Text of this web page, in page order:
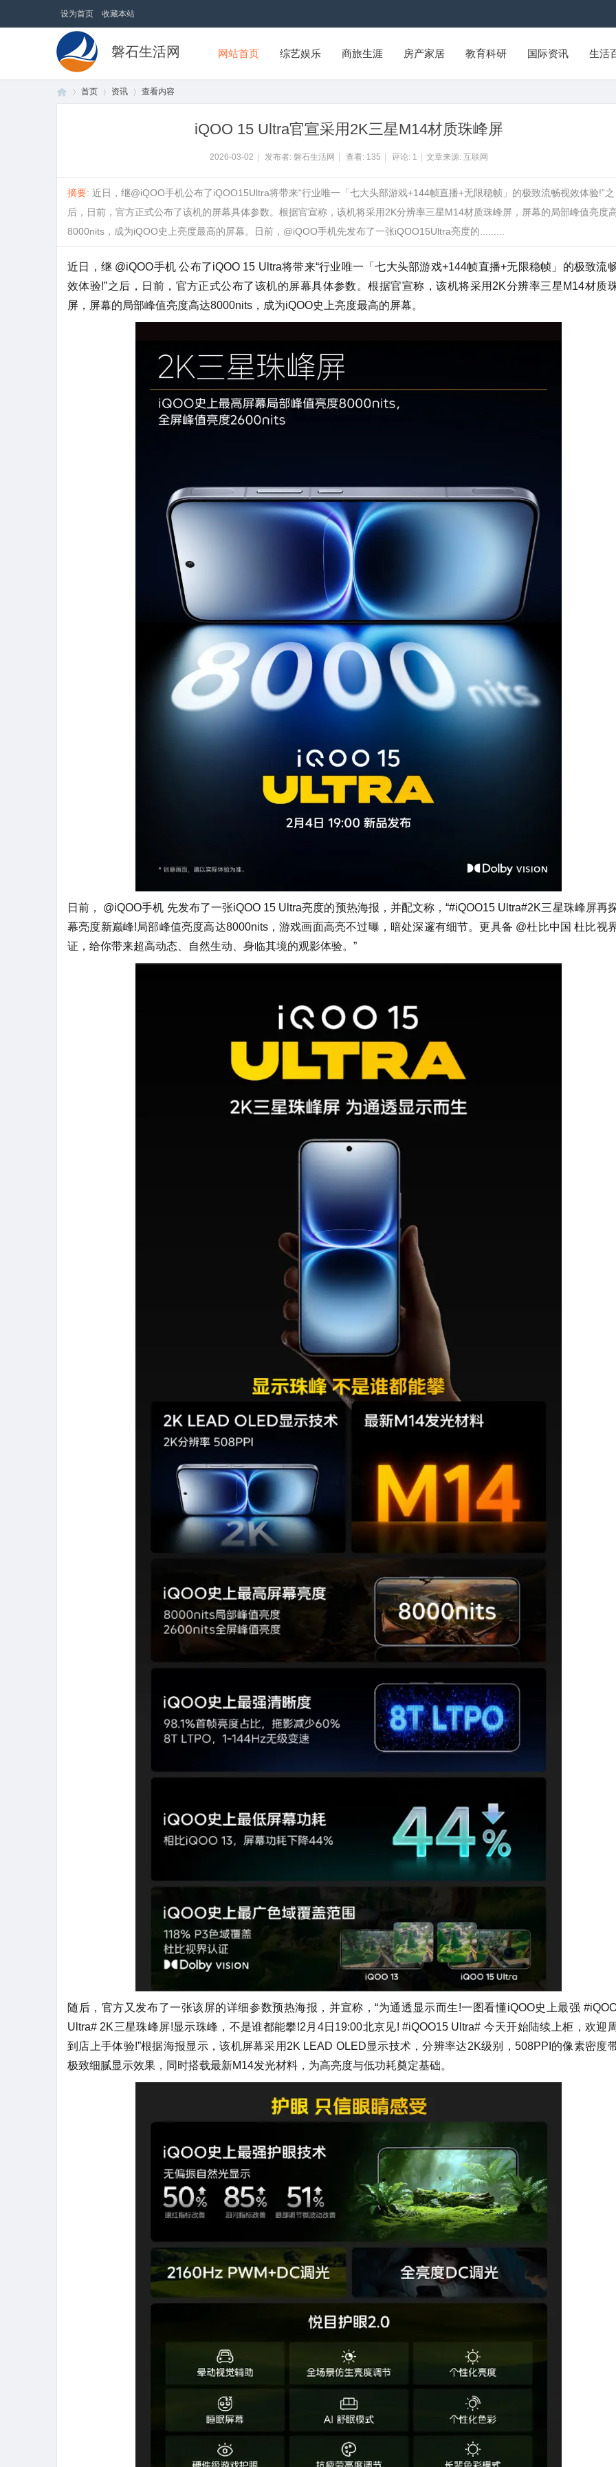
设为首页 收藏本站
磐石生活网 网站首页 综艺娱乐 商旅生涯 房产家居 教育科研 国际资讯 生活
首页 资讯 查看内容
iQOO 15 Ultra官宣采用2K三星M14材质珠峰屏
2026-03-02 发布者: 磐石生活网 查看: 135 评论: 1 文章来源: 互联网
摘要: 近日，继@iQOO手机公布了iQOO15Ultra将带来“行业唯一「七大头部游戏+144帧直播+无限稳帧」的极致流畅视效体验!”之
后，日前，官方正式公布了该机的屏幕具体参数。根据官宣称，该机将采用2K分辨率三星M14材质珠峰屏，屏幕的局部峰值亮度
8000nits，成为iQOO史上亮度最高的屏幕。日前，@iQOO手机先发布了一张iQOO15Ultra亮度的.........
近日，继 @iQOO手机 公布了iQOO 15 Ultra将带来“行业唯一「七大头部游戏+144帧直播+无限稳帧」的极致流
效体验!”之后，日前，官方正式公布了该机的屏幕具体参数。根据官宣称，该机将采用2K分辨率三星M14材质
屏，屏幕的局部峰值亮度高达8000nits，成为iQOO史上亮度最高的屏幕。
日前， @iQOO手机 先发布了一张iQOO 15 Ultra亮度的预热海报，并配文称，“#iQOO15 Ultra#2K三星珠峰屏再
幕亮度新巅峰!局部峰值亮度高达8000nits，游戏画面高亮不过曝，暗处深邃有细节。更具备 @杜比中国 杜比视
证，给你带来超高动态、自然生动、身临其境的观影体验。”
随后，官方又发布了一张该屏的详细参数预热海报，并宣称，“为通透显示而生!一图看懂iQOO史上最强
Ultra# 2K三星珠峰屏!显示珠峰，不是谁都能攀!2月4日19:00北京见! #iQOO15 Ultra# 今天开始陆续上柜，欢迎
到店上手体验!”根据海报显示，该机屏幕采用2K LEAD OLED显示技术，分辨率达2K级别，508PPI的像素密度
极致细腻显示效果，同时搭载最新M14发光材料，为高亮度与低功耗奠定基础。